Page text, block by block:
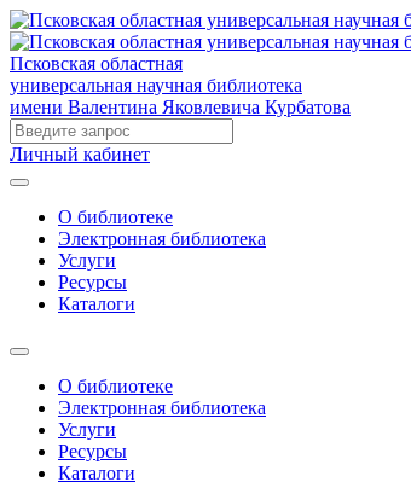
Псковская областная
универсальная научная библиотека
имени Валентина Яковлевича Курбатова
Личный кабинет
О библиотеке
Электронная библиотека
Услуги
Ресурсы
Каталоги
О библиотеке
Электронная библиотека
Услуги
Ресурсы
Каталоги